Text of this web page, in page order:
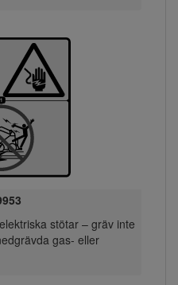
stötar – gräv inte
gas- eller